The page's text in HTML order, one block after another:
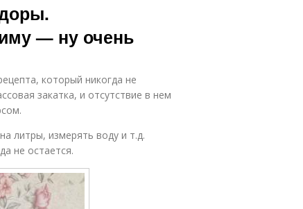
— ну очень
который никогда не
закатка, и отсутствие в нем
литры, измерять воду и т.д.
не остается.